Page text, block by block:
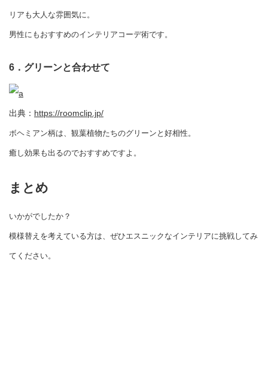
リアも大人な雰囲気に。
男性にもおすすめのインテリアコーデ術です。
6．グリーンと合わせて
出典： https://roomclip.jp/
ボヘミアン柄は、観葉植物たちのグリーンと好相性。
癒し効果も出るのでおすすめですよ。
まとめ
いかがでしたか？
模様替えを考えている方は、ぜひエスニックなインテリアに挑戦してみ
てください。